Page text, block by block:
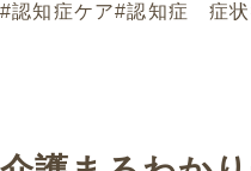
#認知症ケア#認知症 症状